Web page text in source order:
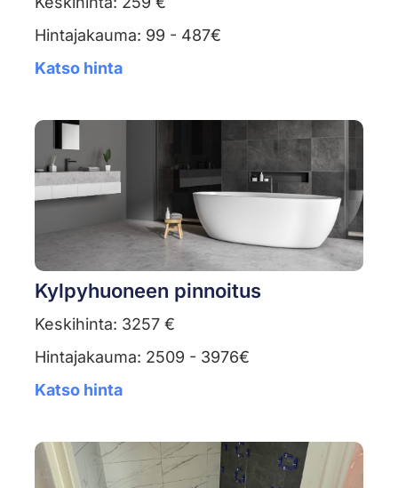
Hintajakauma: 99 - 487€
Katso hinta
Kylpyhuoneen pinnoitus
Keskihinta: 3257 €
Hintajakauma: 2509 - 3976€
Katso hinta